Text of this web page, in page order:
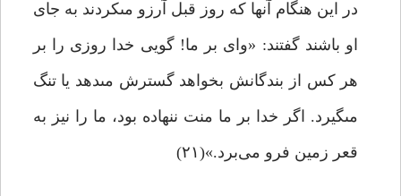
در این هنگام آنها که روز قبل آرزو مى‏کردند به جاى
او باشند گفتند: «واى بر ما! گویى خدا روزى را بر
هر کس از بندگانش بخواهد گسترش مى‏دهد یا تنگ
مى‏گیرد. اگر خدا بر ما منت ننهاده بود، ما را نیز به
قعر زمین فرو مى‌برد.»(۲۱)